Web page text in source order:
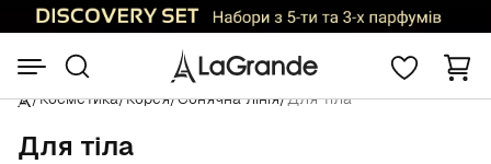
/Косметика/Корея/Сонячна лінія/Для тіла
Для тіла